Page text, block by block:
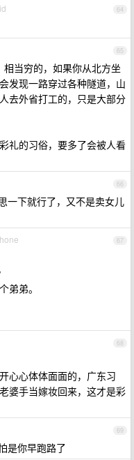
64
65
当穷的，如果你从北方坐
发现一路穿过各种隧道，山
去外省打工的，只是大部分
礼的习俗，要多了会被人看
66
一下就行了，又不是卖女儿
67
弟弟。
68
心心体体面面的，广东习
婆手当嫁妆回来，这才是彩
69
是你早跑路了